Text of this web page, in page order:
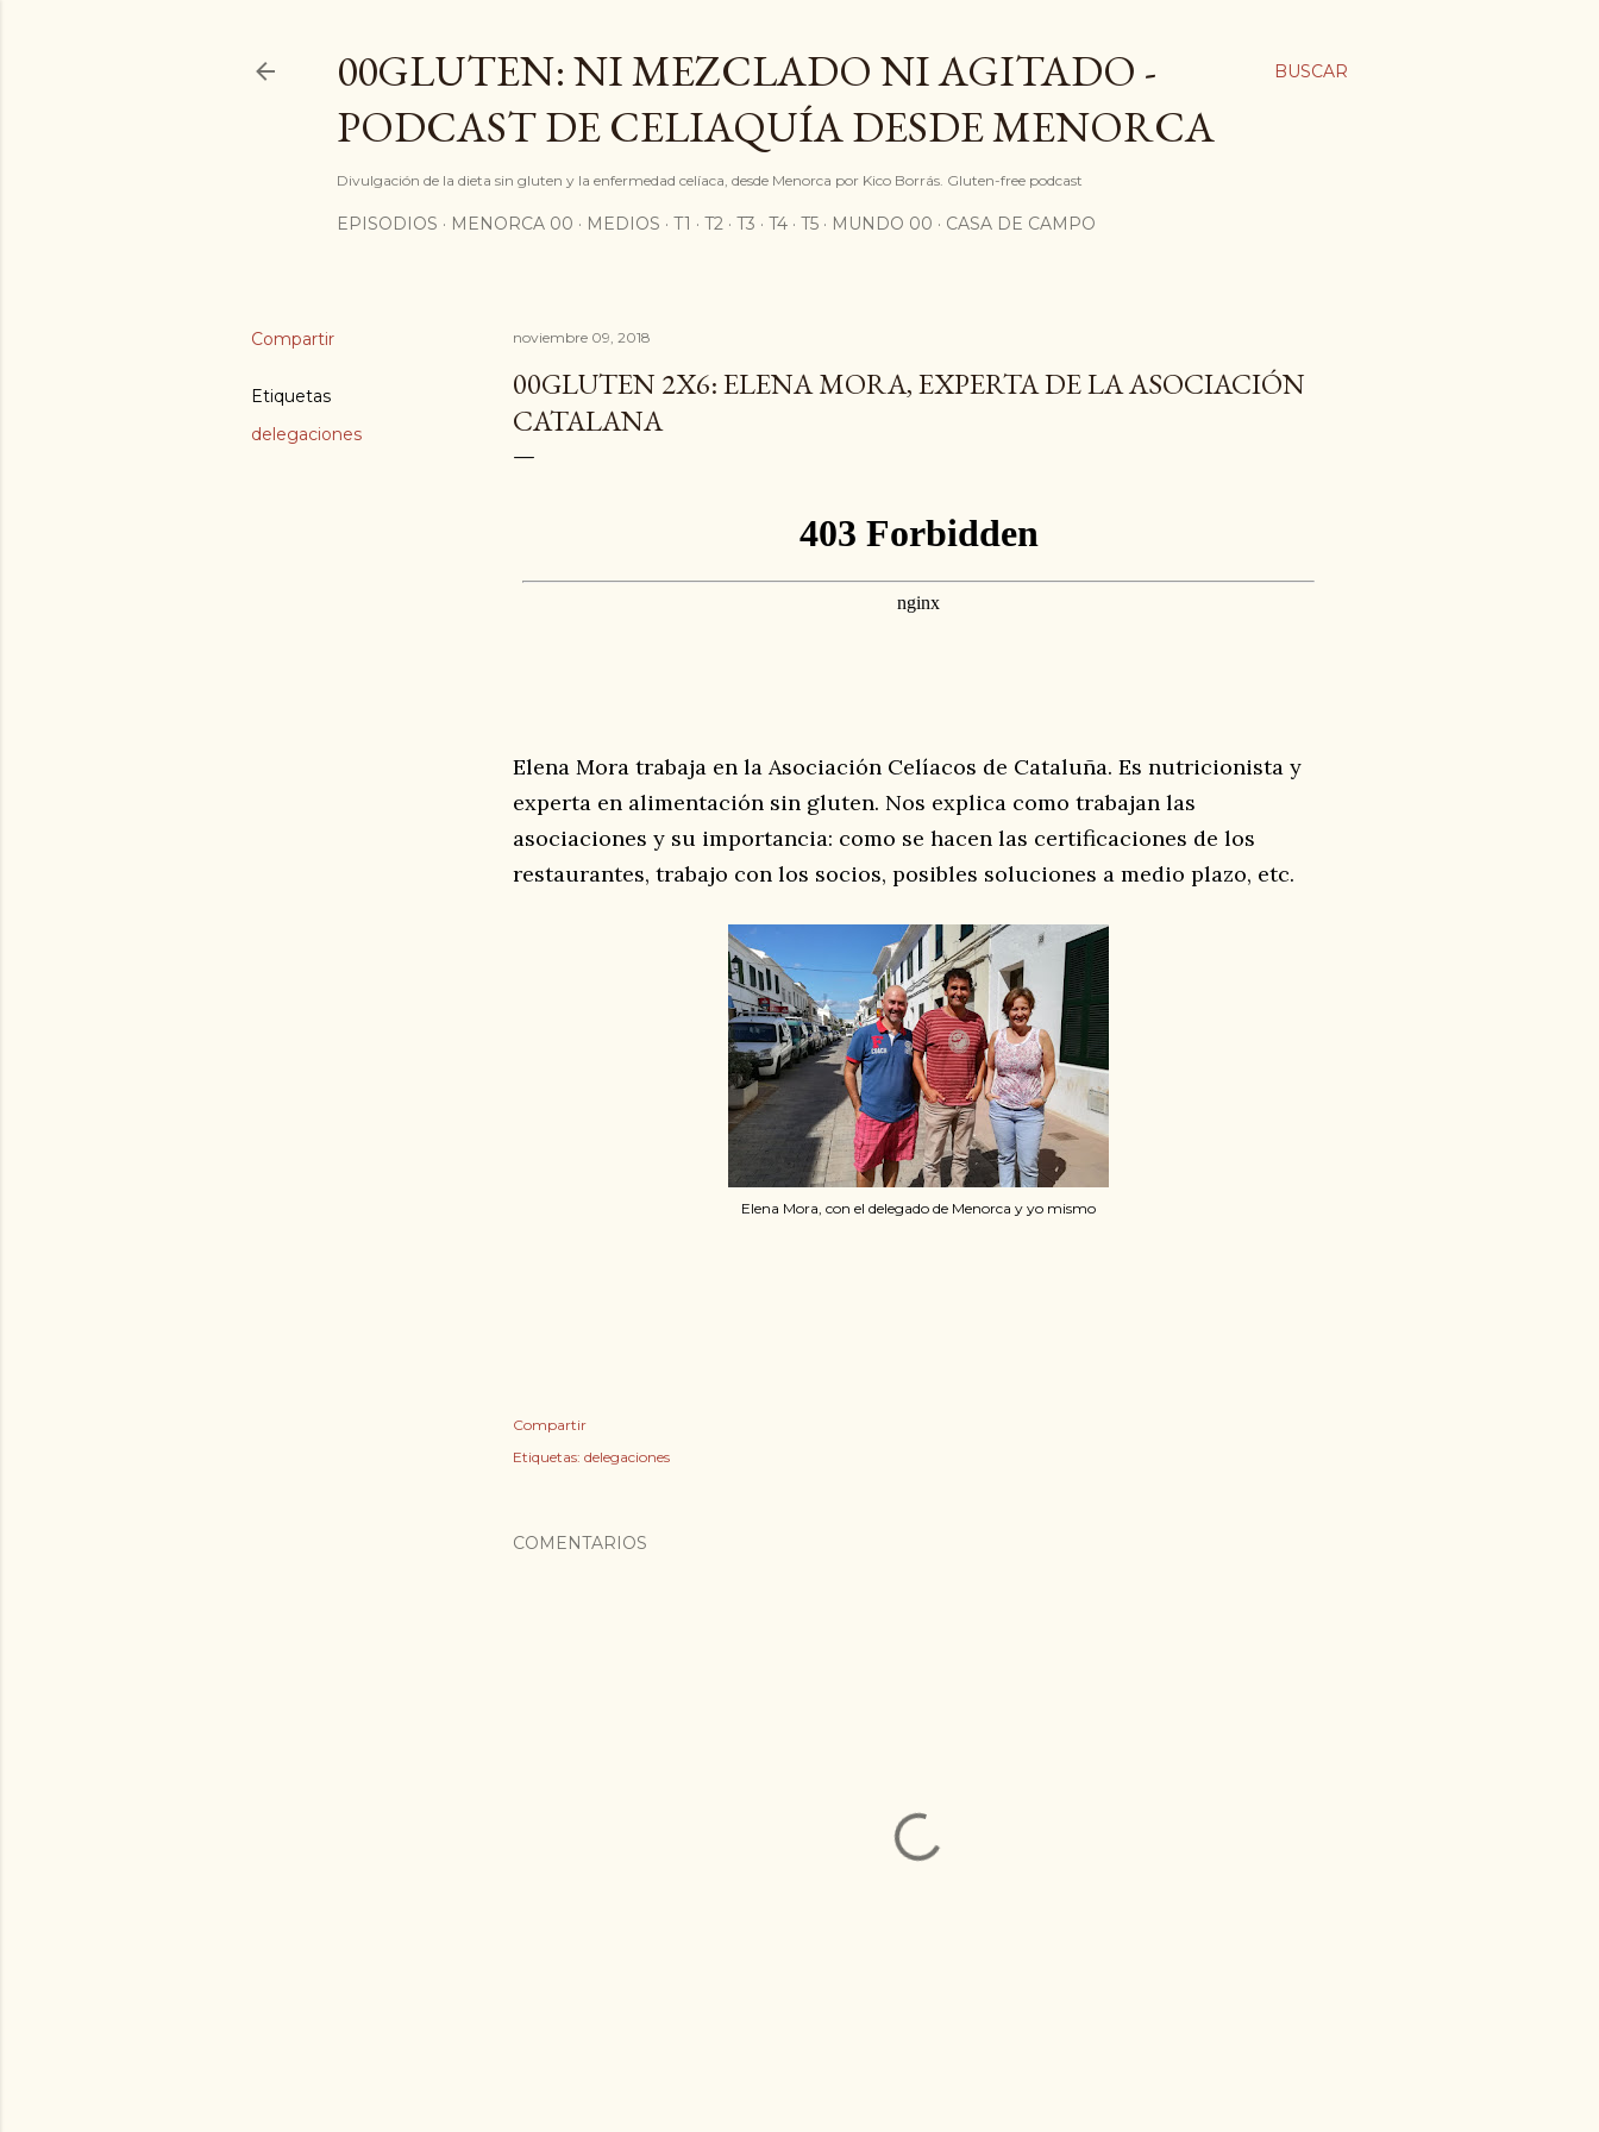
BUSCAR
00GLUTEN: NI MEZCLADO NI AGITADO -
PODCAST DE CELIAQUÍA DESDE MENORCA
Divulgación de la dieta sin gluten y la enfermedad celíaca, desde Menorca por Kico Borrás. Gluten-free podcast
EPISODIOS MENORCA 00 MEDIOS T1 T2 T3 T4 T5 MUNDO 00 CASA DE CAMPO
Compartir
Etiquetas
delegaciones
noviembre 09, 2018
00GLUTEN 2X6: ELENA MORA, EXPERTA DE LA ASOCIACIÓN
CATALANA
Elena Mora trabaja en la Asociación Celíacos de Cataluña. Es nutricionista y
experta en alimentación sin gluten. Nos explica como trabajan las
asociaciones y su importancia: como se hacen las certificaciones de los
restaurantes, trabajo con los socios, posibles soluciones a medio plazo, etc.
Elena Mora, con el delegado de Menorca y yo mismo
Compartir
Etiquetas: delegaciones
COMENTARIOS